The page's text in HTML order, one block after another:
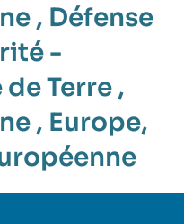
, Défense
-
de Terre ,
, Europe,